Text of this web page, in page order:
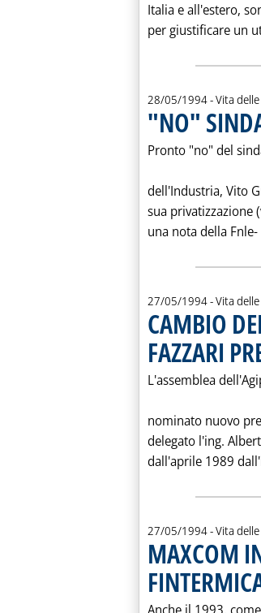
Italia e all'estero,
per giustificare un
28/05/1994- Vita
"NO"
Pronto "no" del
dell'Industria, Vito
sua privatizzazione
una nota della
27/05/1994- Vita
CAMBIO
FAZZARI
L'assemblea
nominato nuovo
delegato l'ing.
dall'aprile 1989
27/05/1994- Vita
MAXCOM